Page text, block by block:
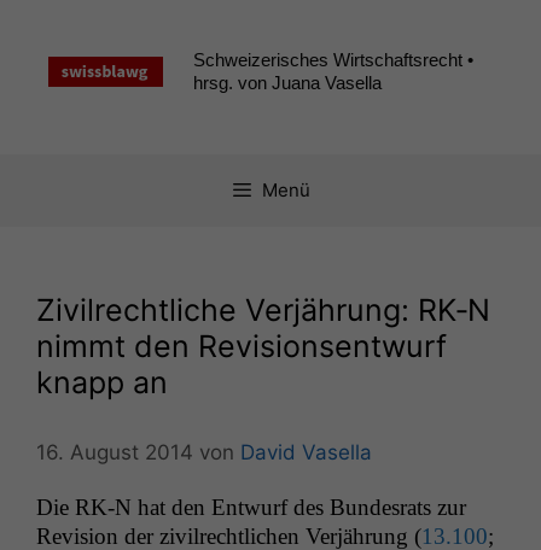
springen
Schweizerisches Wirtschaftsrecht •
hrsg. von Juana Vasella
Menü
Zivilrechtliche Verjährung: RK‑N
nimmt den Revisionsentwurf
knapp an
16. August 2014 von David Vasella
​Die RK‑N hat den Entwurf des Bun­desrats zur
Revi­sion der zivil­rechtlichen Ver­jährung (13.100;